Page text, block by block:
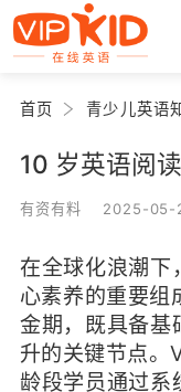
首页 青少儿英语
10 岁英语阅
有资有料 2025-05-
在全球化浪潮下
心素养的重要组
金期，既具备基
升的关键节点。
龄段学员通过系